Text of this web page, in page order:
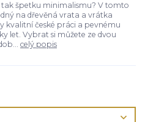
tak špetku minimalismu? V tomto
na dřevěná vrata a vrátka
kvalitní české práci a pevnému
let. Vybrat si můžete ze dvou
celý popis